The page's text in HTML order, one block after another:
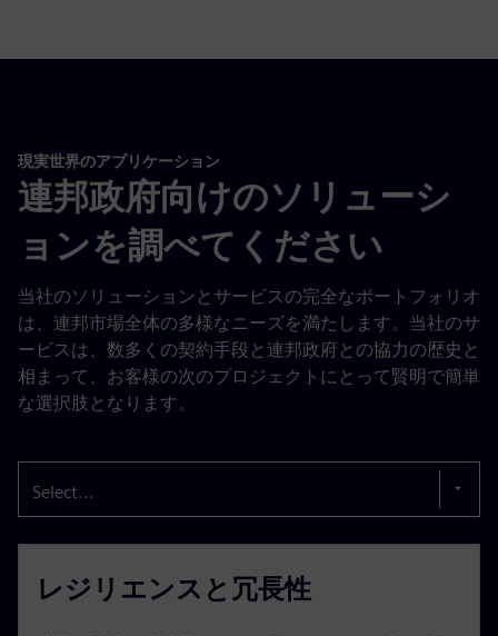
現実世界のアプリケーション
連邦政府向けのソリューシ
ョンを調べてください
当社のソリューションとサービスの完全なポートフォリオ
は、連邦市場全体の多様なニーズを満たします。当社のサ
ービスは、数多くの契約手段と連邦政府との協力の歴史と
相まって、お客様の次のプロジェクトにとって賢明で簡単
な選択肢となります。
Select...
レジリエンスと冗長性